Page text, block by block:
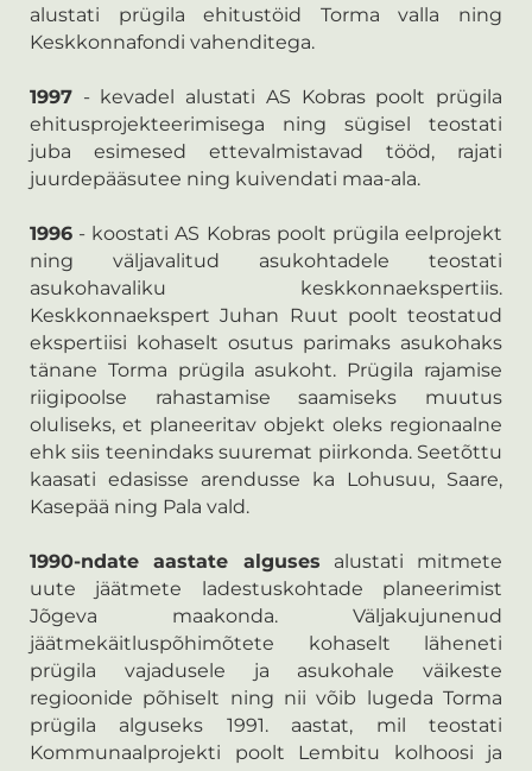
alustati prügila ehitustöid Torma valla ning
Keskkonnafondi vahenditega.
1997 - kevadel alustati AS Kobras poolt prügila
ehitusprojekteerimisega ning sügisel teostati
juba esimesed ettevalmistavad tööd, rajati
juurdepääsutee ning kuivendati maa-ala.
1996 - koostati AS Kobras poolt prügila eelprojekt
ning väljavalitud asukohtadele teostati
asukohavaliku keskkonnaekspertiis.
Keskkonnaekspert Juhan Ruut poolt teostatud
ekspertiisi kohaselt osutus parimaks asukohaks
tänane Torma prügila asukoht. Prügila rajamise
riigipoolse rahastamise saamiseks muutus
oluliseks, et planeeritav objekt oleks regionaalne
ehk siis teenindaks suuremat piirkonda. Seetõttu
kaasati edasisse arendusse ka Lohusuu, Saare,
Kasepää ning Pala vald.
1990-ndate aastate alguses alustati mitmete
uute jäätmete ladestuskohtade planeerimist
Jõgeva maakonda. Väljakujunenud
jäätmekäitluspõhimõtete kohaselt läheneti
prügila vajadusele ja asukohale väikeste
regioonide põhiselt ning nii võib lugeda Torma
prügila alguseks 1991. aastat, mil teostati
Kommunaalprojekti poolt Lembitu kolhoosi ja